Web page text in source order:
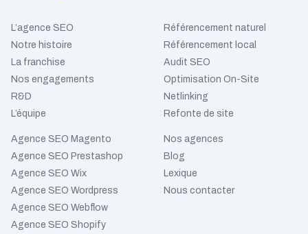
L’agence SEO
Notre histoire
La franchise
Nos engagements
R&D
L’équipe
Référencement naturel
Référencement local
Audit SEO
Optimisation On-Site
Netlinking
Refonte de site
Agence SEO Magento
Agence SEO Prestashop
Agence SEO Wix
Agence SEO Wordpress
Agence SEO Webflow
Agence SEO Shopify
Nos agences
Blog
Lexique
Nous contacter